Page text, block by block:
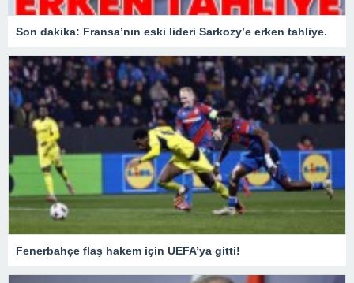
Son dakika: Fransa’nın eski lideri Sarkozy’e erken tahliye.
Fenerbahçe flaş hakem için UEFA’ya gitti!